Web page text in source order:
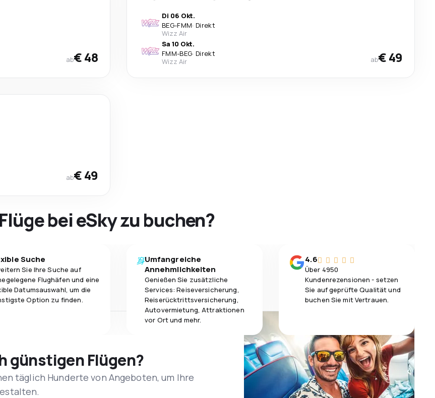
ab€ 48
Di 06 Okt.
BEG-FMM· Direkt
Wizz Air
Sa 10 Okt.
FMM-BEG· Direkt
Wizz Air
ab€ 49
ab€ 49
bei eSky zu buchen?
Suche
Sie Ihre Suche auf
Flughäfen und eine
Datumsauswahl, um die
Option zu finden.
Umfangreiche
Annehmlichkeiten
Genießen Sie zusätzliche
Services: Reiseversicherung,
Reiserücktrittsversicherung,
Autovermietung, Attraktionen
vor Ort und mehr.
4.6
Über 4950
Kundenrezensionen - setzen
Sie auf geprüfte Qualität und
buchen Sie mit Vertrauen.
günstigen Flügen?
täglich Hunderte von Angeboten, um Ihre